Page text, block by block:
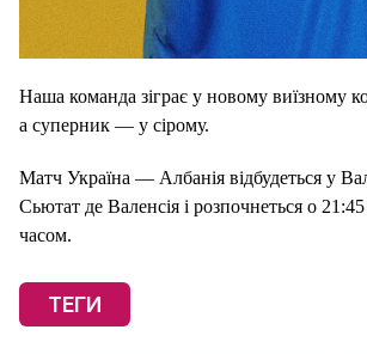
Наша команда зіграє у новому виїзному
а суперник — у сірому.
Матч Україна — Албанія відбудеться у
Сьютат де Валенсія і розпочнеться о
часом.
ТЕГИ